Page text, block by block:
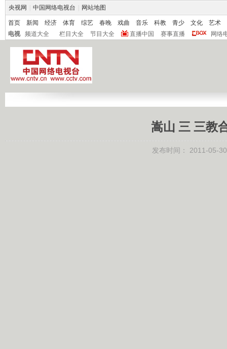
央视网 中国网络电视台 网站地图
首页 新闻 经济 体育 综艺 春晚 戏曲 音乐 科教 青少 文化
艺术
电视
频道大全 栏目大全 节目大全 直播中国 赛事直播 网络
嵩山 三 三教
发布时间： 2011-05-